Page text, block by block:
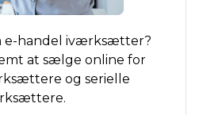
e-handel iværksætter?
at sælge online for
og serielle